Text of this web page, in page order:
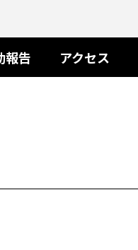
報告 アクセス